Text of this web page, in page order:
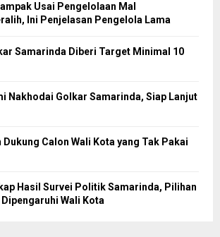
Usai Pengelolaan Mal
Ini Penjelasan Pengelola Lama
Samarinda Diberi Target Minimal 10
Nakhodai Golkar Samarinda, Siap Lanjut
Dukung Calon Wali Kota yang Tak Pakai
Hasil Survei Politik Samarinda, Pilihan
Wali Kota